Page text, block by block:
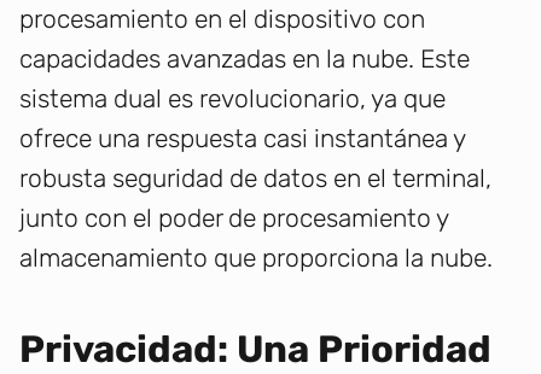
procesamiento en el dispositivo con
capacidades avanzadas en la nube. Este
sistema dual es revolucionario, ya que
ofrece una respuesta casi instantánea y
robusta seguridad de datos en el terminal,
junto con el poder de procesamiento y
almacenamiento que proporciona la nube.
Privacidad: Una Prioridad